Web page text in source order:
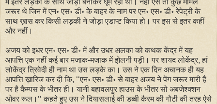
में इतर लड़की के साथ जोड़ा बनाकर घूम रहा था। नहीं ऐसे तो कुछ मामले
जरूर थे जिन में एन॰ एस॰ डी॰ के बाहर के नाम पर एन॰ एस॰ डी॰ रेपेट्री के
साथ ख़ास कर किसी लड़की ने जोड़ा एडाप्ट किया हो। पर इस से इतर कहीं
और नहीं।
अजय को इधर एन॰ एस॰ डी॰ में और उधर अलका को कथक केंद्र में यह
आपत्ति एक नहीं कई बार मजाक-मजाक में झेलनी पड़ी। पर शायद लोकेंद्र, हां
लोकेंद्र त्रिवेदी ही नाम था उस लड़के का। उस ने एक दिन अचानक ही यह
आपत्ति ख़ारिज कर दी कि, ‘‘एन॰ एस॰ डी॰ से बाहर अजय ने पेंग जरूर मारी है
पर है कैम्पस के भीतर ही। यानी बहावलपुर हाउस के भीतर सो अबजेश्क्शन
ओवर रूल।’’ कहते हुए उस ने दियासलाई की डब्बी कैरम की गौटी की तरह ऐसे